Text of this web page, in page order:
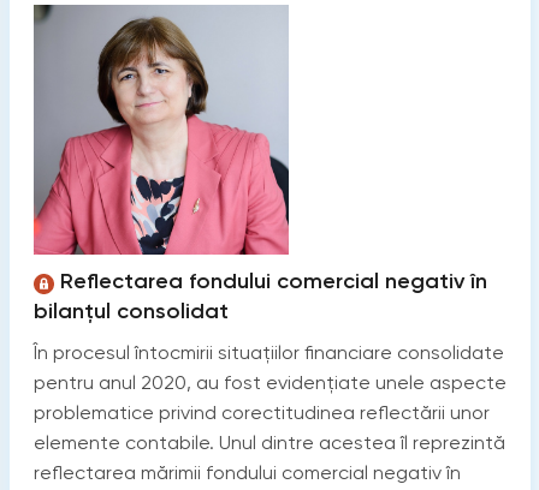
Reflectarea fondului comercial negativ în
bilanțul consolidat
În procesul întocmirii situațiilor financiare consolidate
pentru anul 2020, au fost evidențiate unele aspecte
problematice privind corectitudinea reflectării unor
elemente contabile. Unul dintre acestea îl reprezintă
reflectarea mărimii fondului comercial negativ în